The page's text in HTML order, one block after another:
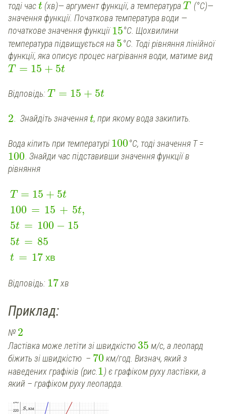
тоді часt (хв)— аргумент функції, а температураT (°С)—
значення функції. Початкова температура води —
початкове значення функції15°С. Щохвилини
температура підвищується на 5°С. Тоді рівняння лінійної
функції, яка описує процес нагрівання води, матиме вид
T = 15 + 5t
Відповідь: T = 15 + 5t
2. Знайдіть значенняt, при якому вода закипить.
Вода кіпить при температурі 100°С, тоді значення T =
100. Знайди час підставивши значення функції в
рівняння
T = 15 + 5t
100 = 15 + 5t,
5t = 100 − 15
5t = 85
t = 17 хв
Відповідь: 17хв
Приклад:
№ 2
Ластівка може летіти зі швидкістю 35 м/с, а леопард
біжить зі швидкістю – 70 км/год. Визнач, який з
наведених графіків (рис. 1) є графіком руху ластівки, а
який – графіком руху леопарда.